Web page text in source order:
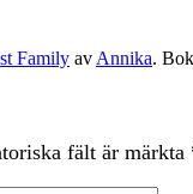
Family av Annika.
fält är märkta